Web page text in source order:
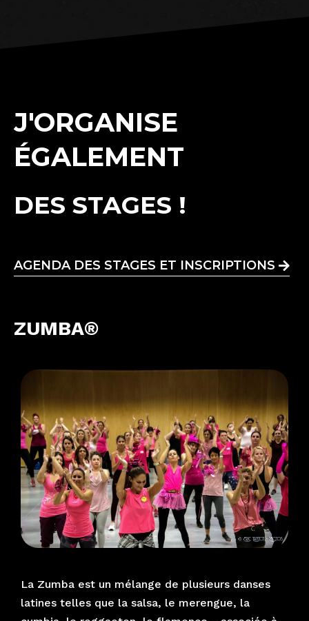
J'ORGANISE
ÉGALEMENT
DES STAGES !
AGENDA DES STAGES ET INSCRIPTIONS
ZUMBA®
La Zumba est un mélange de plusieurs danses
latines telles que la salsa, le merengue, la